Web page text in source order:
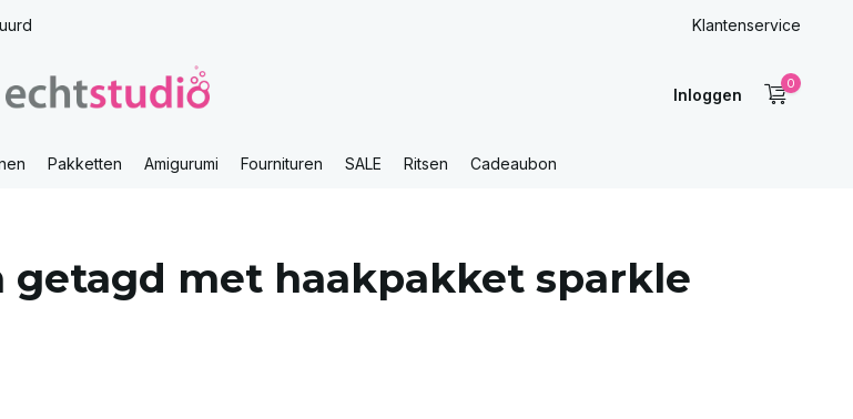
Klantenservice
Inloggen
0
Pakketten Amigurumi Fournituren SALE Ritsen Cadeaubon
getagd met haakpakket sparkle